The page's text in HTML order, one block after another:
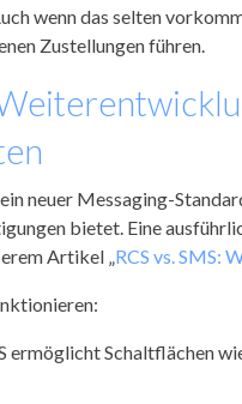
wenn das selten
Zustellungen führen.
neuer Messaging-
bietet. Eine
Artikel „RCS vs. SMS:
ermöglicht Schaltflächen